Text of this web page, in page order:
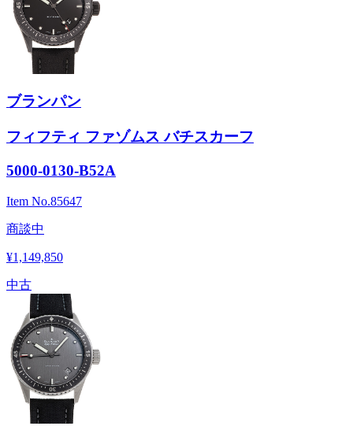
ブランパン
フィフティ ファゾムス バチスカーフ
5000-0130-B52A
Item No.85647
商談中
¥1,149,850
中古